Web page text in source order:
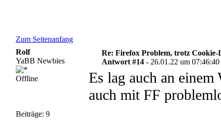
Zum Seitenanfang
Rolf
YaBB Newbies
Offline
Beiträge: 9
Re: Firefox Problem, trotz Cookie-
Antwort #14 - 26.01.22 um 07:46:40
Es lag auch an
auch mit FF